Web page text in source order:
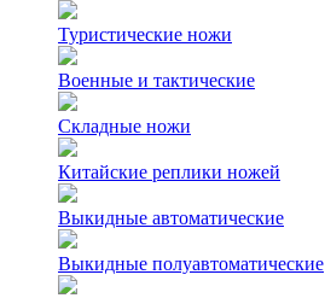
Туристические ножи
Военные и тактические
Складные ножи
Китайские реплики ножей
Выкидные автоматические
Выкидные полуавтоматические